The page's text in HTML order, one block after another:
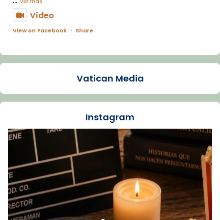
Vídeo
View on Facebook · Share
Arquebisbat de Barcelona
La Carmina va patir depressió. Fa gairebé
dos mesos, a l'Estadi Lluís Companys, la
Recupera l'entrevista comp
Vatican
tican News 👇
www.vaticannews.va/es/iglesia/news/2026-
07/carmina-historia-depresion-papa-viaje-
espana-testimoni...
Foto
Vatican Media
Instagram